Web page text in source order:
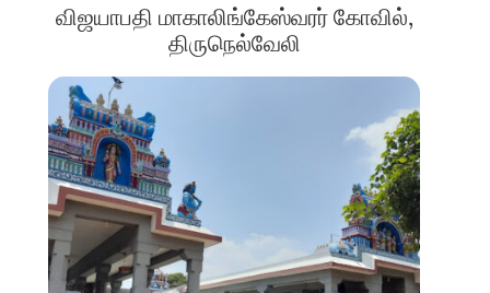
விஜயாபதி மாகாலிங்கேஸ்வரர் கோவில்,
திருநெல்வேலி